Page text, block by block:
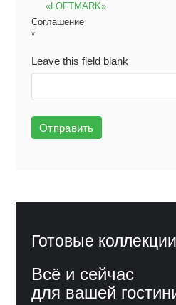
«LOFTMARK».
Соглашение
*
Leave this field blank
Отправить
Готовые коллекции
Всё и сейчас
для вашей